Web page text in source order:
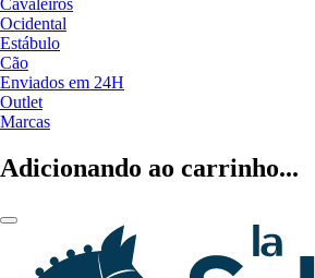
Cavaleiros
Ocidental
Estábulo
Cão
Enviados em 24H
Outlet
Marcas
Adicionando ao carrinho...